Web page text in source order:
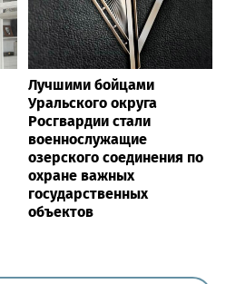
Лучшими бойцами
Уральского округа
Росгвардии стали
военнослужащие
озерского соединения по
охране важных
государственных
объектов